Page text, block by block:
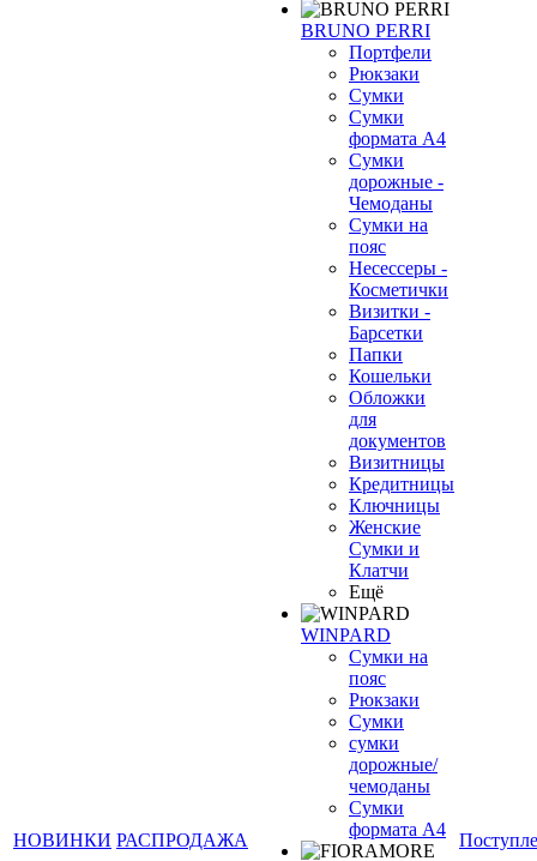
НОВИНКИ РАСПРОДАЖА
BRUNO PERRI
Портфели
Рюкзаки
Сумки
Сумки
формата А4
Сумки
дорожные -
Чемоданы
Сумки на
пояс
Несессеры -
Косметички
Визитки -
Барсетки
Папки
Кошельки
Обложки
для
документов
Визитницы
Кредитницы
Ключницы
Женские
Сумки и
Клатчи
Ещё
WINPARD
Сумки на
пояс
Рюкзаки
Сумки
сумки
дорожные/
чемоданы
Сумки
формата А4